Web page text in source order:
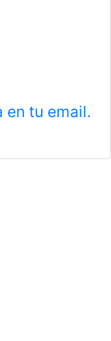
en tu email.